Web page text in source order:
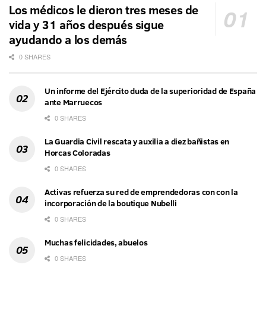
Los médicos le dieron tres meses de
vida y 31 años después sigue
ayudando a los demás
0 SHARES
Un informe del Ejército duda de la superioridad de España
ante Marruecos
0 SHARES
La Guardia Civil rescata y auxilia a diez bañistas en
Horcas Coloradas
0 SHARES
Activas refuerza su red de emprendedoras con con la
incorporación de la boutique Nubelli
0 SHARES
Muchas felicidades, abuelos
0 SHARES